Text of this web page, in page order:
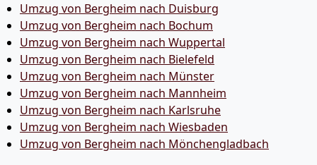
Umzug von Bergheim nach Duisburg
Umzug von Bergheim nach Bochum
Umzug von Bergheim nach Wuppertal
Umzug von Bergheim nach Bielefeld
Umzug von Bergheim nach Münster
Umzug von Bergheim nach Mannheim
Umzug von Bergheim nach Karlsruhe
Umzug von Bergheim nach Wiesbaden
Umzug von Bergheim nach Mönchen­gladbach